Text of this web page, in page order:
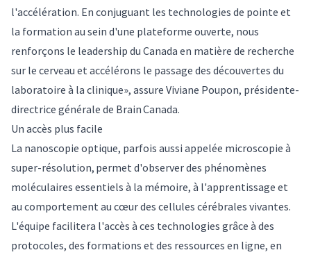
l'accélération. En conjuguant les technologies de pointe et
la formation au sein d'une plateforme ouverte, nous
renforçons le leadership du Canada en matière de recherche
sur le cerveau et accélérons le passage des découvertes du
laboratoire à la clinique», assure Viviane Poupon, présidente-
directrice générale de Brain Canada.
Un accès plus facile
La nanoscopie optique, parfois aussi appelée microscopie à
super-résolution, permet d'observer des phénomènes
moléculaires essentiels à la mémoire, à l'apprentissage et
au comportement au cœur des cellules cérébrales vivantes.
L'équipe facilitera l'accès à ces technologies grâce à des
protocoles, des formations et des ressources en ligne, en